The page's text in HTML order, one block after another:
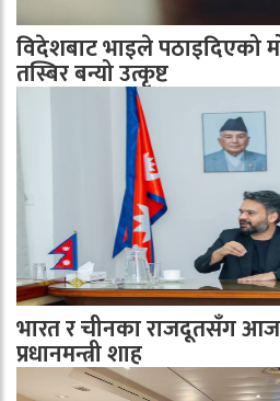
विदेशबाट भाइले पठाइदिएको
तस्बिर बन्यो उत्कृष्ट
भारत र चीनका राजदूतसँग आज
प्रधानमन्त्री शाह